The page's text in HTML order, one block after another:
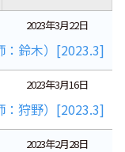
2023年3月22日
：鈴木）[2023.3]
2023年3月16日
：狩野）[2023.3]
2023年2月28日